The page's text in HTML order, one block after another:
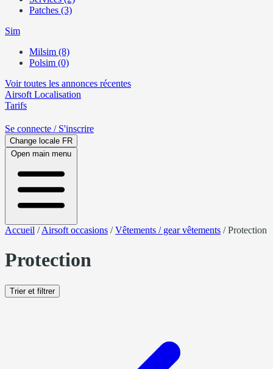
Patches (3)
Sim
Milsim (8)
Polsim (0)
Voir toutes les annonces récentes
Airsoft Localisation
Tarifs
Se connecte / S'inscrire
Change locale FR
Open main menu
Accueil /Airsoft occasions /Vêtements / gear vêtements /Protection
Protection
Trier et filtrer